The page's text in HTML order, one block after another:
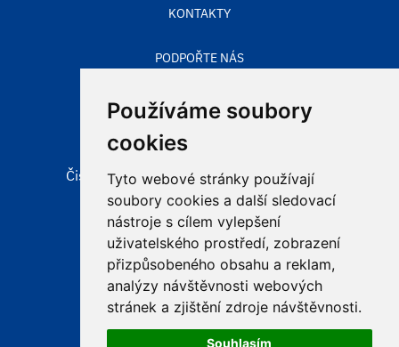
Používáme soubory
cookies
Tyto webové stránky používají
soubory cookies a další sledovací
nástroje s cílem vylepšení
uživatelského prostředí, zobrazení
přizpůsobeného obsahu a reklam,
analýzy návštěvnosti webových
stránek a zjištění zdroje návštěvnosti.
Souhlasím
KONTAKTY
PODPOŘTE NÁS
STAV OVZDUŠÍ
Čisté nebe, obecně prospěšná společnost
Aleje 524/123
725 28 Ostrava – Hošťálkovice
e-mail:info@cistenebe.cz